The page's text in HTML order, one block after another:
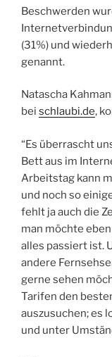
Beschwerden
(31%) und
genannt.
Natascha
bei schlaubi.de,
“Es überrascht
Bett aus im
Arbeitstag kann
und noch so
fehlt ja auch die
man möchte
alles passiert ist.
andere
gerne sehen
Tarifen den
auszusuchen; es
und unter